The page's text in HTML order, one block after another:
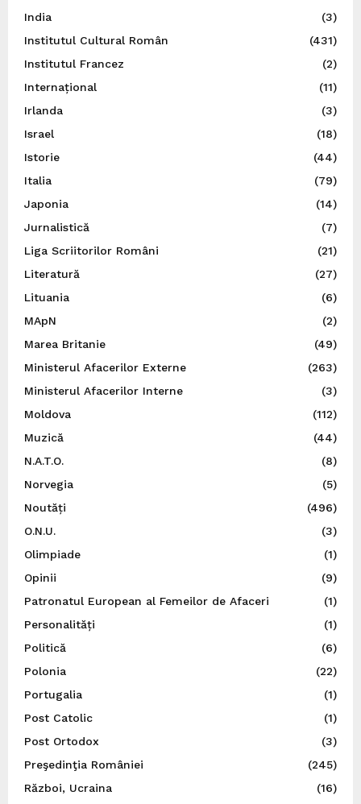
India
(3)
Institutul Cultural Român
(431)
Institutul Francez
(2)
Internațional
(11)
Irlanda
(3)
Israel
(18)
Istorie
(44)
Italia
(79)
Japonia
(14)
Jurnalistică
(7)
Liga Scriitorilor Români
(21)
Literatură
(27)
Lituania
(6)
MApN
(2)
Marea Britanie
(49)
Ministerul Afacerilor Externe
(263)
Ministerul Afacerilor Interne
(3)
Moldova
(112)
Muzică
(44)
N.A.T.O.
(8)
Norvegia
(5)
Noutăți
(496)
O.N.U.
(3)
Olimpiade
(1)
Opinii
(9)
Patronatul European al Femeilor de Afaceri
(1)
Personalități
(1)
Politică
(6)
Polonia
(22)
Portugalia
(1)
Post Catolic
(1)
Post Ortodox
(3)
Preşedinţia României
(245)
Război, Ucraina
(16)